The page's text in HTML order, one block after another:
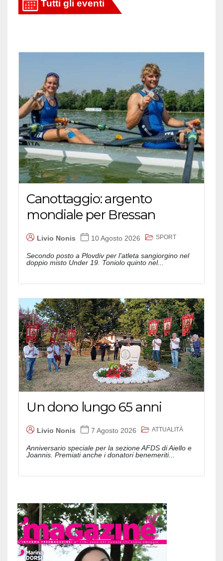
Canottaggio: argento
mondiale per Bressan
Livio Nonis 10 Agosto 2026 SPORT
Secondo posto a Plovdiv per l'atleta sangiorgino nel
doppio misto Under 19. Toniolo quinto nel...
Un dono lungo 65 anni
Livio Nonis 7 Agosto 2026 ATTUALITÀ
Anniversario speciale per la sezione AFDS di Aiello e
Joannis. Premiati anche i donatori benemeriti...